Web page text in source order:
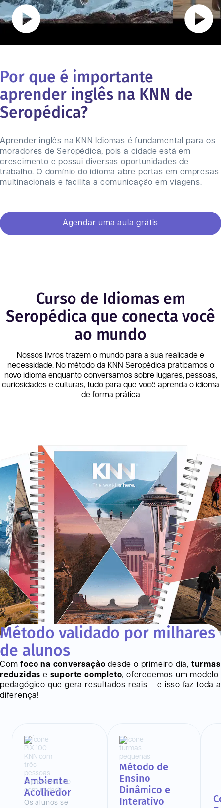
Por que é importante
aprender inglês na KNN de
Seropédica?
Aprender inglês na KNN Idiomas é fundamental para os
moradores de Seropédica, pois a cidade está em
crescimento e possui diversas oportunidades de
trabalho. O domínio do idioma abre portas em empresas
multinacionais e facilita a comunicação em viagens.
Agendar uma aula grátis
Curso de Idiomas em
Seropédica que conecta você
ao mundo
Nossos livros trazem o mundo para a sua realidade e
necessidade. No método da KNN Seropédica praticamos o
novo idioma enquanto conversamos sobre lugares, pessoas,
curiosidades e culturas, tudo para que você aprenda o idioma
de forma prática
Método validado por milhares
de alunos
Comfoco na conversação desde o primeiro dia, turmas
reduzidas e suporte completo, oferecemos um modelo
pedagógico que gera resultados reais – e isso faz toda a
diferença!
Ambiente
Acolhedor
Os alunos se
Método de
Ensino
Dinâmico e
Interativo